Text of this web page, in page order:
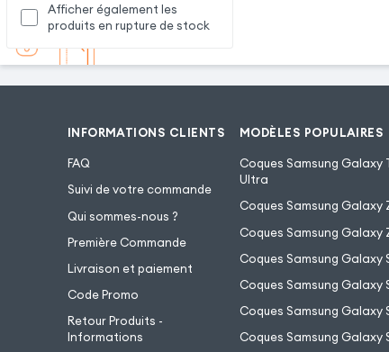
Afficher également les
produits en rupture de stock
INFORMATIONS CLIENTS
FAQ
Suivi de votre commande
Qui sommes-nous ?
Première Commande
Livraison et paiement
Code Promo
Retour Produits -
Informations
MODÈLES POPULAIRES
Coques Samsung Galaxy
Ultra
Coques Samsung Galaxy
Coques Samsung Galaxy
Coques Samsung Galaxy
Coques Samsung Galaxy
Coques Samsung Galaxy
Coques Samsung Galaxy